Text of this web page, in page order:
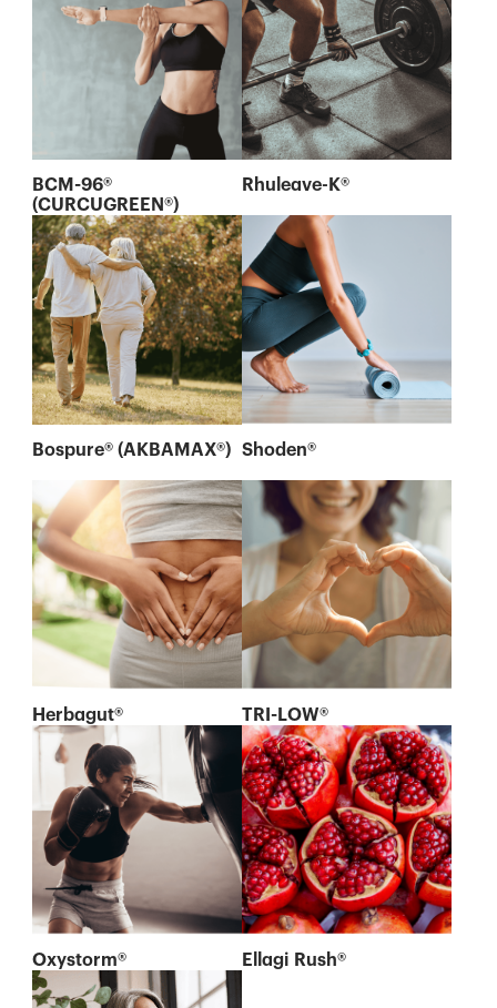
BCM-96®
(CURCUGREEN®)
Rhuleave-K®
Bospure® (AKBAMAX®) Shoden®
Herbagut® TRI-LOW®
Oxystorm® Ellagi Rush®